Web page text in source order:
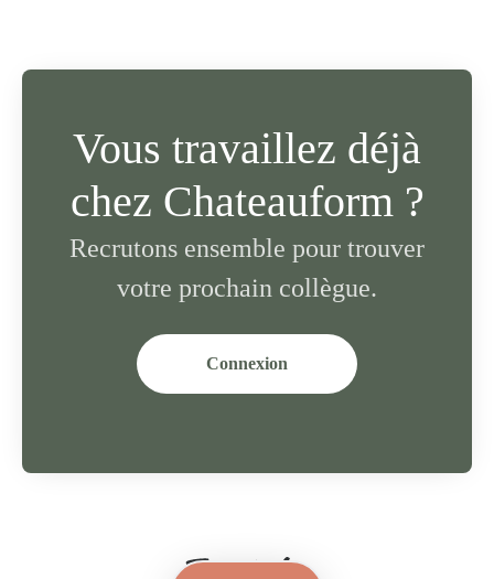
Vous travaillez déjà
chez Chateauform ?
Recrutons ensemble pour trouver
votre prochain collègue.
Connexion